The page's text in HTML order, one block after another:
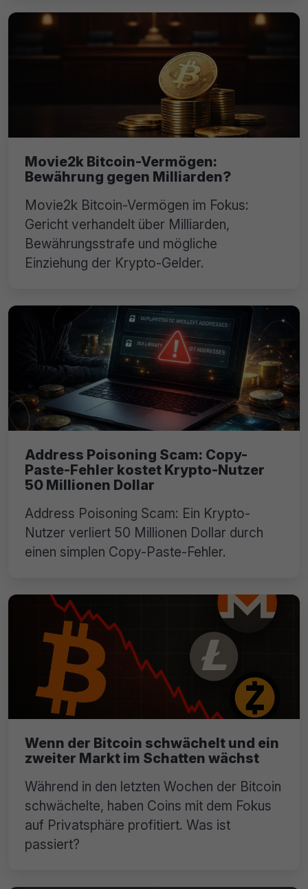
Movie2k Bitcoin-Vermögen:
Bewährung gegen Milliarden?
Movie2k Bitcoin-Vermögen im Fokus:
Gericht verhandelt über Milliarden,
Bewährungsstrafe und mögliche
Einziehung der Krypto-Gelder.
Address Poisoning Scam: Copy-
Paste-Fehler kostet Krypto-Nutzer
50 Millionen Dollar
Address Poisoning Scam: Ein Krypto-
Nutzer verliert 50 Millionen Dollar durch
einen simplen Copy-Paste-Fehler.
Wenn der Bitcoin schwächelt und ein
zweiter Markt im Schatten wächst
Während in den letzten Wochen der Bitcoin
schwächelte, haben Coins mit dem Fokus
auf Privatsphäre profitiert. Was ist
passiert?